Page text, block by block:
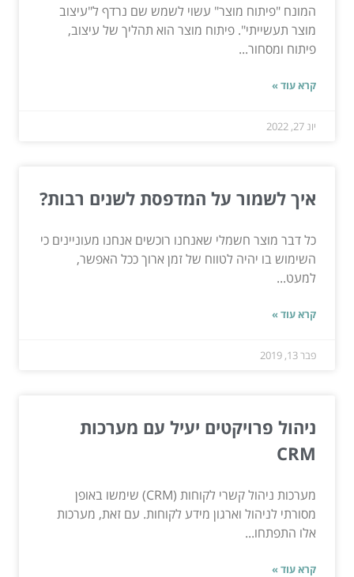
המונח "פיתוח מוצר" עשוי לשמש שם נרדף ל"עיצוב
מוצר תעשייתי". פיתוח מוצר הוא תהליך של עיצוב,
פיתוח ומסחור...
קרא עוד »
יונ 27, 2022
איך לשמור על המדפסת לשנים רבות?
כל דבר מוצר חשמלי שאנחנו רוכשים אנחנו מעוניינים כי
השימוש בו יהיה לטווח של זמן ארוך ככל האפשר,
למעט...
קרא עוד »
פבר 13, 2019
ניהול פרויקטים יעיל עם מערכות
CRM
מערכות ניהול קשרי לקוחות (CRM) שימשו באופן
מסורתי לניהול וארגון מידע לקוחות. עם זאת, מערכות
אלו התפתחו...
קרא עוד »